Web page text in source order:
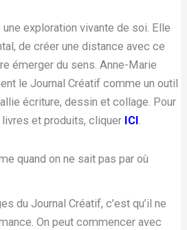
exploration vivante de soi. Elle
de créer une distance avec ce
émerger du sens. Anne-Marie
le Journal Créatif comme un outil
écriture, dessin et collage. Pour
et produits, cliquer ICI .
quand on ne sait pas par où
du Journal Créatif, c’est qu’il ne
On peut commencer avec